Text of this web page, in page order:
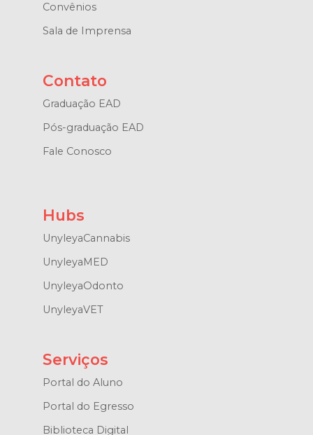
Convênios
Sala de Imprensa
Contato
Graduação EAD
Pós-graduação EAD
Fale Conosco
Hubs
UnyleyaCannabis
UnyleyaMED
UnyleyaOdonto
UnyleyaVET
Serviços
Portal do Aluno
Portal do Egresso
Biblioteca Digital